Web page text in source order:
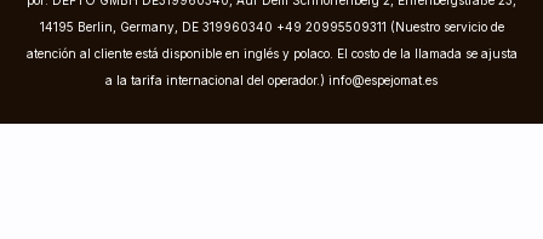
14195 Berlin, Germany, DE 319960340 +49 20995509311 (Nuestro servicio de
atención al cliente está disponible en inglés y polaco. El costo de la llamada se ajusta
a la tarifa internacional del operador.) info@espejomat.es